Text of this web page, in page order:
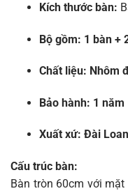
Kích thước bàn:
Bộ gồm: 1 bàn +
Chất liệu: Nhôm
Bảo hành: 1 năm
Xuất xứ: Đài Loan
Cấu trúc bàn:
Bàn tròn 60cm với